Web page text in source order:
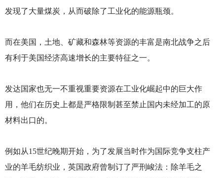
发现了大量煤炭，从而破除了工业化的能源瓶颈。
而在美国，土地、矿藏和森林等资源的丰富是南北战争之后
有利于美国经济高速增长的主要特征之一。
发达国家也无一不重视重要资源在工业化崛起中的巨大作
用，他们在历史上都是严格限制甚至禁止国内未经加工的原
材料出口的。
例如从15世纪晚期开始，为了发展当时作为国际竞争支柱产
业的羊毛纺织业，英国政府曾制订了严刑峻法：除羊毛之